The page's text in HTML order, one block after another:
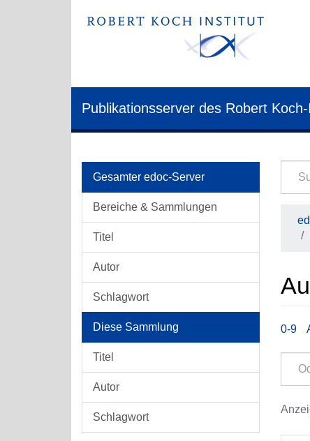
Publikationsserver des Robert
Gesamter edoc-Server
Bereiche & Sammlungen
Titel
Autor
Schlagwort
Diese Sammlung
Titel
Autor
Schlagwort
0-9